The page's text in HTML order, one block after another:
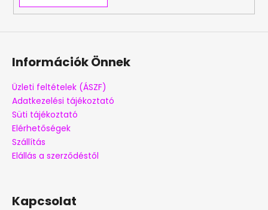
Információk Önnek
Üzleti feltételek (ÁSZF)
Adatkezelési tájékoztató
Süti tájékoztató
Elérhetőségek
Szállítás
Elállás a szerződéstől
Kapcsolat